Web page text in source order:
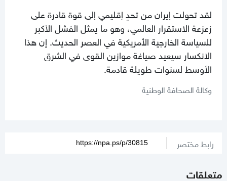
لقد تحولت إيران من تحدٍ إقليمي إلى قوة قادرة على
زعزعة الاستقرار العالمي، وهو ما يمثل الفشل الأكبر
للسياسة الخارجية الأمريكية في العصر الحديث. إن هذا
الانكسار سيعيد صياغة موازين القوى في الشرق
الأوسط لسنوات طويلة قادمة.
وكالة الصحافة الوطنية
رابط مختصر
متعلقات